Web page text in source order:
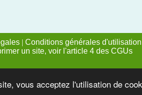
vous acceptez l'utilisation de
| Conditions générales d'utilisation
un site, voir l'article 4 des CGUs